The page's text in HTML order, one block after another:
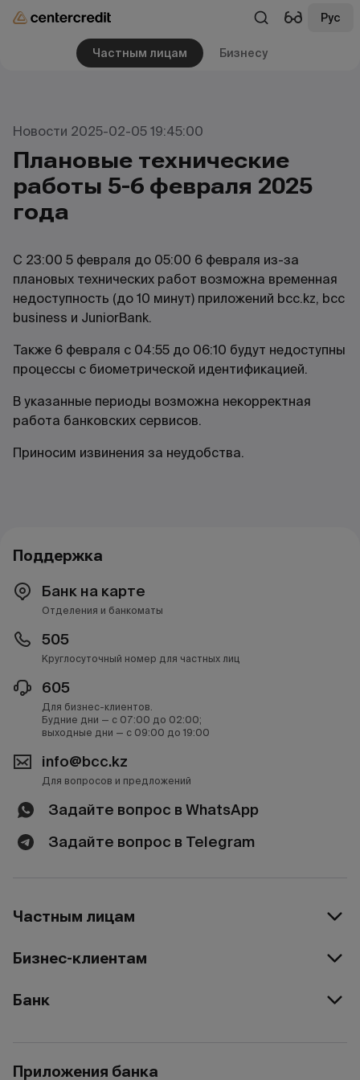
Рус
Частным лицам Бизнесу
Новости 2025-02-05 19:45:00
Плановые технические
работы 5-6 февраля 2025
года
С 23:00 5 февраля до 05:00 6 февраля из-за
плановых технических работ возможна временная
недоступность (до 10 минут) приложений bcc.kz, bcc
business и JuniorBank.
Также 6 февраля с 04:55 до 06:10 будут недоступны
процессы с биометрической идентификацией.
В указанные периоды возможна некорректная
работа банковских сервисов.
Приносим извинения за неудобства.
Поддержка
Банк на карте
Отделения и банкоматы
505
Круглосуточный номер для частных лиц
605
Для бизнес-клиентов.
Будние дни — с 07:00 до 02:00;
выходные дни — с 09:00 до 19:00
info@bcc.kz
Для вопросов и предложений
Задайте вопрос в WhatsApp
Задайте вопрос в Telegram
Частным лицам
Бизнес-клиентам
Банк
Приложения банка